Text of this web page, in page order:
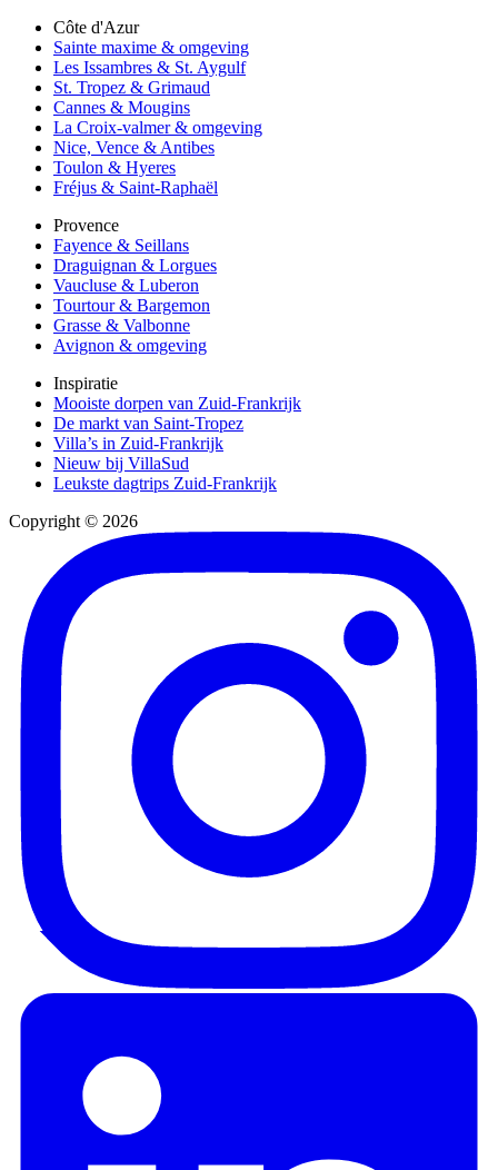
Côte d'Azur
Sainte maxime & omgeving
Les Issambres & St. Aygulf
St. Tropez & Grimaud
Cannes & Mougins
La Croix-valmer & omgeving
Nice, Vence & Antibes
Toulon & Hyeres
Fréjus & Saint-Raphaël
Provence
Fayence & Seillans
Draguignan & Lorgues
Vaucluse & Luberon
Tourtour & Bargemon
Grasse & Valbonne
Avignon & omgeving
Inspiratie
Mooiste dorpen van Zuid-Frankrijk
De markt van Saint-Tropez
Villa’s in Zuid-Frankrijk
Nieuw bij VillaSud
Leukste dagtrips Zuid-Frankrijk
Copyright © 2026